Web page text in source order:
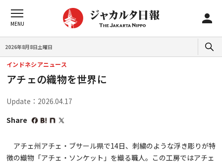
2026年8月8日土曜日
インドネシアニュース
アチェの織物を世界に
Update：2026.04.17
Share
アチェ州アチェ・ブサール県で14日、刺繍のような浮き彫りが特
徴の織物「アチェ・ソンケット」を織る職人。この工房ではアチェ